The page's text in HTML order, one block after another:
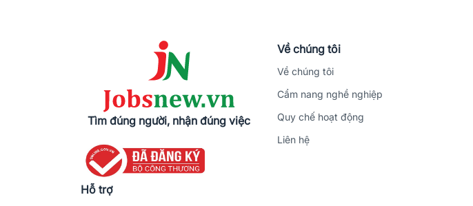
Tìm đúng người, nhận đúng việc
Hỗ trợ
Về chúng tôi
Về chúng tôi
Cẩm nang nghề nghiệp
Quy chế hoạt động
Liên hệ